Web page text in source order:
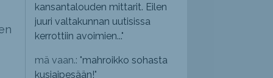
kansantalouden mittarit. Eilen
juuri valtakunnan uutisissa
kerrottiin avoimien..."
mä vaan.: "mahroikko sohasta
kusiaipesään!"